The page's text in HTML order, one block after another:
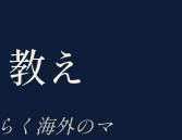
え
く海外のマ